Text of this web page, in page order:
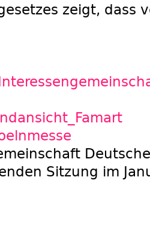
zeigt, dass
Sitzung im